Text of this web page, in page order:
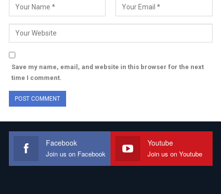
Save my name, email, and website in this browser for the next
time I comment.
Facebook
Join us on Facebook
Youtube
Join us on Youtube